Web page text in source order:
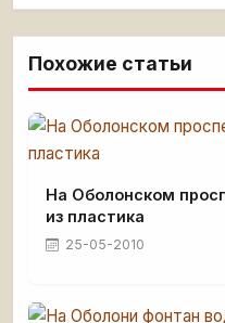
Похожие статьи
На Оболонском
из пластика
25-05-2010